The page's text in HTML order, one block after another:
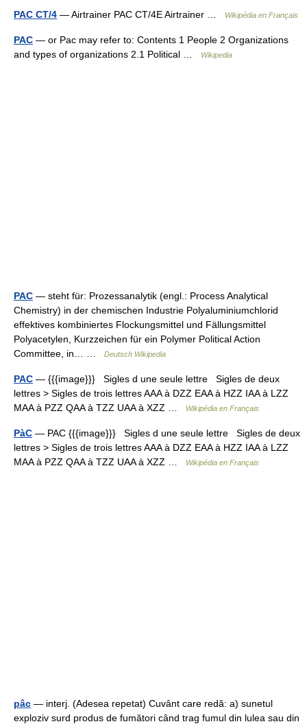
PAC CT/4 — Airtrainer PAC CT/4E Airtrainer … Wikipédia en Français
PAC — or Pac may refer to: Contents 1 People 2 Organizations
and types of organizations 2.1 Political …
Wikipedia
PAC — steht für: Prozessanalytik (engl.: Process Analytical
Chemistry) in der chemischen Industrie Polyaluminiumchlorid
effektives kombiniertes Flockungsmittel und Fällungsmittel
Polyacetylen, Kurzzeichen für ein Polymer Political Action
Committee, in… …
Deutsch Wikipedia
PAC — {{{image}}} Sigles d une seule lettre Sigles de deux
lettres > Sigles de trois lettres AAA à DZZ EAA à HZZ IAA à LZZ
MAA à PZZ QAA à TZZ UAA à XZZ …
Wikipédia en Français
PàC — PAC {{{image}}} Sigles d une seule lettre Sigles de deux
lettres > Sigles de trois lettres AAA à DZZ EAA à HZZ IAA à LZZ
MAA à PZZ QAA à TZZ UAA à XZZ …
Wikipédia en Français
pâc — interj. (Adesea repetat) Cuvânt care redă: a) sunetul
exploziv surd produs de fumători când trag fumul din lulea sau din